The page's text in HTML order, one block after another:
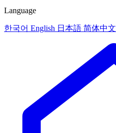
Language
한국어 English 日本語 简体中文